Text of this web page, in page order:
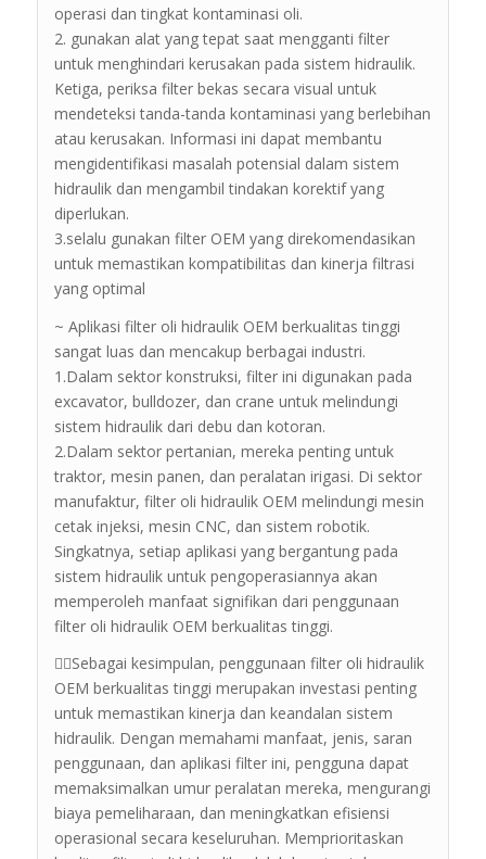
operasi dan tingkat kontaminasi oli.
2. gunakan alat yang tepat saat mengganti filter
untuk menghindari kerusakan pada sistem hidraulik.
Ketiga, periksa filter bekas secara visual untuk
mendeteksi tanda-tanda kontaminasi yang berlebihan
atau kerusakan. Informasi ini dapat membantu
mengidentifikasi masalah potensial dalam sistem
hidraulik dan mengambil tindakan korektif yang
diperlukan.
3.selalu gunakan filter OEM yang direkomendasikan
untuk memastikan kompatibilitas dan kinerja filtrasi
yang optimal
~ Aplikasi filter oli hidraulik OEM berkualitas tinggi
sangat luas dan mencakup berbagai industri.
1.Dalam sektor konstruksi, filter ini digunakan pada
excavator, bulldozer, dan crane untuk melindungi
sistem hidraulik dari debu dan kotoran.
2.Dalam sektor pertanian, mereka penting untuk
traktor, mesin panen, dan peralatan irigasi. Di sektor
manufaktur, filter oli hidraulik OEM melindungi mesin
cetak injeksi, mesin CNC, dan sistem robotik.
Singkatnya, setiap aplikasi yang bergantung pada
sistem hidraulik untuk pengoperasiannya akan
memperoleh manfaat signifikan dari penggunaan
filter oli hidraulik OEM berkualitas tinggi.
💁‍♂️Sebagai kesimpulan, penggunaan filter oli hidraulik
OEM berkualitas tinggi merupakan investasi penting
untuk memastikan kinerja dan keandalan sistem
hidraulik. Dengan memahami manfaat, jenis, saran
penggunaan, dan aplikasi filter ini, pengguna dapat
memaksimalkan umur peralatan mereka, mengurangi
biaya pemeliharaan, dan meningkatkan efisiensi
operasional secara keseluruhan. Memprioritaskan